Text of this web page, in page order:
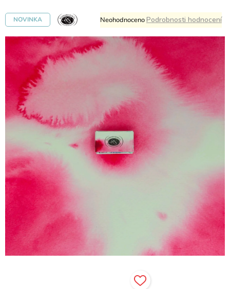
NOVINKA
Průměrné
hodnocení
produktu
je
0,0
hvězdiček.
NeohodnocenoPodrobnosti hodnocení